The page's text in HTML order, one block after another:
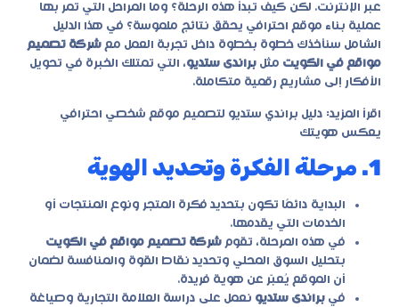
عبر الإنترنت. لكن كيف تبدأ هذه الرحلة؟ وما المراحل التي تمر بها
عملية بناء موقع احترافي يحقق نتائج ملموسة؟ في هذا الدليل
الشامل سنأخذك خطوة بخطوة داخل تجربة العمل مع شركة تصميم
مواقع في الكويت مثل براندى ستديو، التي تمتلك الخبرة في تحويل
الأفكار إلى مشاريع رقمية متكاملة.
اقرأ المزيد: دليل براندي ستديو لتصميم موقع شخصي احترافي
يعكس هويتك
1. مرحلة الفكرة وتحديد الهوية
البداية دائمًا تكون بتحديد فكرة المتجر ونوع المنتجات أو
الخدمات التي يقدمها.
في هذه المرحلة، تقوم شركة تصميم مواقع في الكويت
بتحليل السوق المحلي وتحديد نقاط القوة والمنافسة لضمان
أن الموقع يُعبّر عن هوية فريدة.
في براندى ستديو نعمل على دراسة العلامة التجارية وصياغة